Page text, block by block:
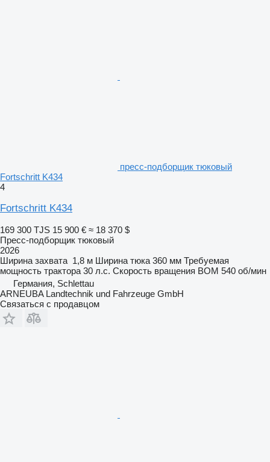
пресс-подборщик тюковый
Fortschritt K434
4
Fortschritt K434
169 300 TJS 15 900 € ≈ 18 370 $
Пресс-подборщик тюковый
2026
Ширина захвата 1,8 м Ширина тюка 360 мм Требуемая
мощность трактора 30 л.с. Скорость вращения ВОМ 540 об/мин
Германия, Schlettau
ARNEUBA Landtechnik und Fahrzeuge GmbH
Связаться с продавцом